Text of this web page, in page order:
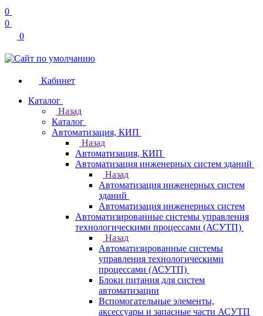
0
0
0
Кабинет
Каталог
Назад
Каталог
Автоматизация, КИП
Назад
Автоматизация, КИП
Автоматизация инженерных систем зданий
Назад
Автоматизация инженерных систем
зданий
Автоматизация инженерных систем
Автоматизированные системы управления
технологическими процессами (АСУТП)
Назад
Автоматизированные системы
управления технологическими
процессами (АСУТП)
Блоки питания для систем
автоматизации
Вспомогательные элементы,
аксессуары и запасные части АСУТП